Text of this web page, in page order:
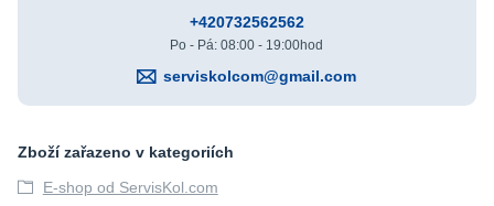
+420732562562
Po - Pá: 08:00 - 19:00hod
serviskolcom@gmail.com
Zboží zařazeno v kategoriích
E-shop od ServisKol.com